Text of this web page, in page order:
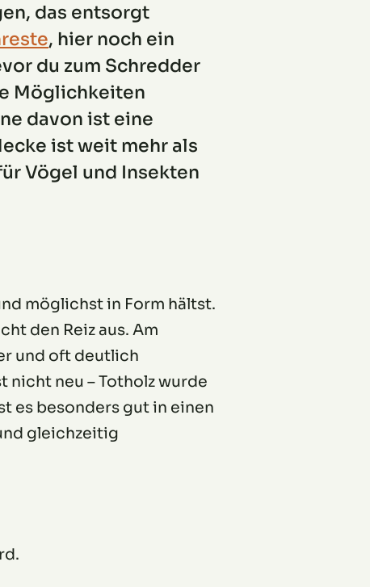
das entsorgt
, hier noch ein
du zum Schredder
Möglichkeiten
davon ist eine
ist weit mehr als
Vögel und Insekten
möglichst in Form hältst.
den Reiz aus. Am
und oft deutlich
nicht neu – Totholz wurde
es besonders gut in einen
gleichzeitig